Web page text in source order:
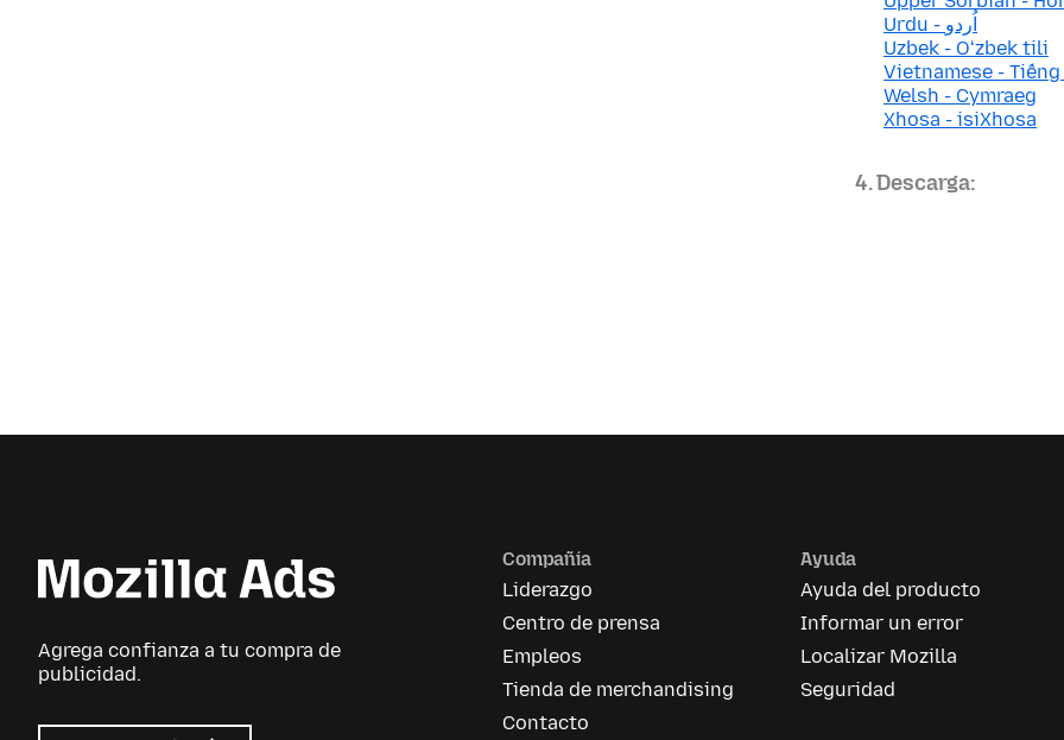
Urdu - اُردو
Uzbek - Oʻzbek tili
Vietnamese -
Welsh - Cymraeg
Xhosa - isiXhosa
4. Descarga:
Agrega confianza a tu compra de
publicidad.
Compañía
Liderazgo
Centro de prensa
Empleos
Tienda de merchandising
Contacto
Ayuda
Ayuda del producto
Informar un error
Localizar Mozilla
Seguridad